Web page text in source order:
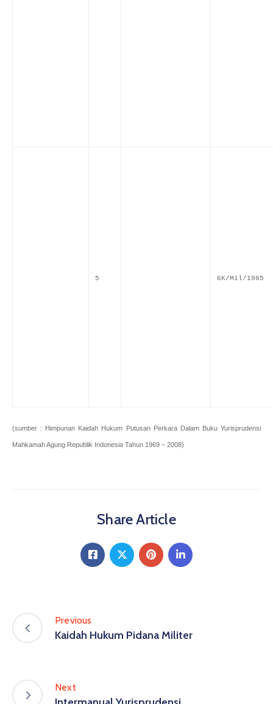
5 6K/Mil/1985
(sumber : Himpunan Kaidah Hukum Putusan Perkara Dalam Buku Yurisprudensi
Mahkamah Agung Republik Indonesia Tahun 1969 – 2008)
Share Article
Previous
Kaidah Hukum Pidana Militer
Next